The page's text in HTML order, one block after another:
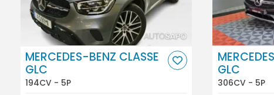
MERCEDES-BENZ CLASSE
GLC
194CV - 5P
GLC
306CV - 5P